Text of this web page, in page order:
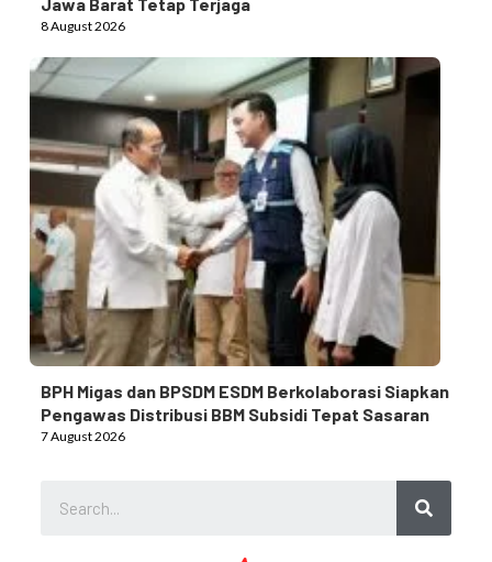
Jawa Barat Tetap Terjaga
8 August 2026
BPH Migas dan BPSDM ESDM Berkolaborasi Siapkan
Pengawas Distribusi BBM Subsidi Tepat Sasaran
7 August 2026